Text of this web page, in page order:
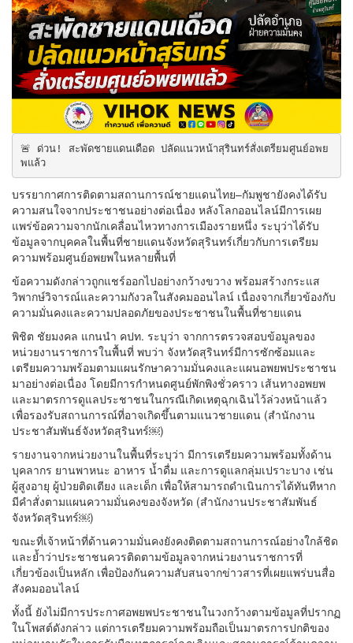
🚨 ด่วน! สะพัดชายแดนเดือด ปลัดแนวหน้าสุรินทร์สั่งเตรียมศูนย์อพย
พแล้ว
บรรยากาศการติดตามสถานการณ์ชายแดนไทย–กัมพูชายังคงได้รับ
ความสนใจจากประชาชนอย่างต่อเนื่อง หลังโลกออนไลน์มีการเผย
แพร่ข้อความจากนักเคลื่อนไหวทางการเมืองรายหนึ่ง ระบุว่าได้รับ
ข้อมูลจากบุคคลในพื้นที่ชายแดนจังหวัดสุรินทร์เกี่ยวกับการเตรียม
ความพร้อมศูนย์อพยพในหลายพื้นที่
ข้อความดังกล่าวถูกแชร์ออกไปอย่างกว้างขวาง พร้อมสร้างกระแส
วิพากษ์วิจารณ์และความกังวลในสังคมออนไลน์ เนื่องจากเกี่ยวข้องกับ
ความมั่นคงและความปลอดภัยของประชาชนในพื้นที่ชายแดน
พิชิต ชัยมงคล แกนนำ คปท. ระบุว่า จากการตรวจสอบข้อมูลของ
หน่วยงานราชการในพื้นที่ พบว่า จังหวัดสุรินทร์มีการซักซ้อมและ
เตรียมความพร้อมตามแผนรักษาความมั่นคงและแผนอพยพประชาชน
มาอย่างต่อเนื่อง โดยมีการกำหนดศูนย์พักพิงชั่วคราว เส้นทางอพยพ
และมาตรการดูแลประชาชนในกรณีเกิดเหตุฉุกเฉินไว้ล่วงหน้าแล้ว
เพื่อรองรับสถานการณ์ที่อาจเกิดขึ้นตามแนวชายแดน (สำนักงาน
ประชาสัมพันธ์จังหวัดสุรินทร์￼)
รายงานจากหน่วยงานในพื้นที่ระบุว่า มีการเตรียมความพร้อมทั้งด้าน
บุคลากร ยานพาหนะ อาหาร น้ำดื่ม และการดูแลกลุ่มเปราะบาง เช่น
ผู้สูงอายุ ผู้ป่วยติดเตียง และเด็ก เพื่อให้สามารถดำเนินการได้ทันทีหาก
มีคำสั่งตามแผนความมั่นคงของจังหวัด (สำนักงานประชาสัมพันธ์
จังหวัดสุรินทร์￼)
ขณะที่เจ้าหน้าที่ด้านความมั่นคงยังคงติดตามสถานการณ์อย่างใกล้ชิด
และย้ำว่าประชาชนควรติดตามข้อมูลจากหน่วยงานราชการที่
เกี่ยวข้องเป็นหลัก เพื่อป้องกันความสับสนจากข่าวสารที่เผยแพร่บนสื่อ
สังคมออนไลน์
ทั้งนี้ ยังไม่มีการประกาศอพยพประชาชนในวงกว้างตามข้อมูลที่ปรากฏ
ในโพสต์ดังกล่าว แต่การเตรียมความพร้อมถือเป็นมาตรการปกติของ